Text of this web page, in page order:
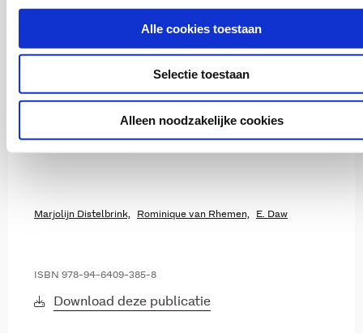
Alle cookies toestaan
Selectie toestaan
Alleen noodzakelijke cookies
Buurten en leefbaarheid
Kerngroep jongeren in Amsterdam Nieuw-West
Marjolijn Distelbrink, Rominique van Rhemen, E. Daw
ISBN 978-94-6409-385-8
Download deze publicatie